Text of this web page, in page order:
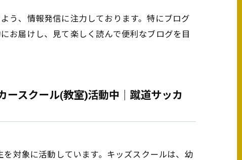
う、情報発信に注力しております。特にブログ
お届けし、見て楽しく読んで便利なブログを目
ースクール(教室)活動中｜蹴道サッカ
対象に活動しています。キッズスクールは、幼